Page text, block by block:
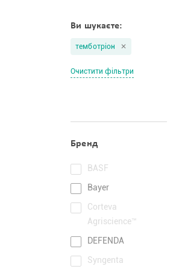
Ви шукаєте:
темботріон
Очистити фільтри
Бренд
BASF
Bayer
Corteva
Agriscience™
DEFENDA
Syngenta